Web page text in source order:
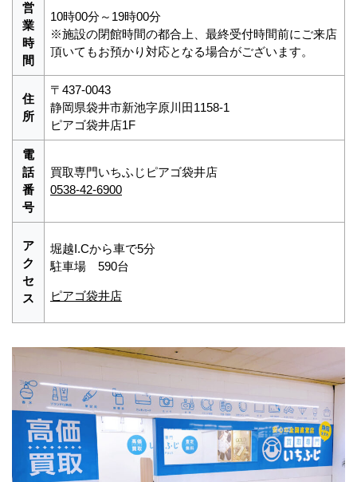
営
業
時
間
10時00分～19時00分
※施設の閉館時間の都合上、最終受付時間前にご来店
頂いてもお預かり対応となる場合がございます。
住
所
〒437-0043
静岡県袋井市新池字原川田1158-1
ピアゴ袋井店1F
電
話
番
号
買取専門いちふじピアゴ袋井店
0538-42-6900
ア
ク
セ
ス
堀越I.Cから車で5分
駐車場 590台
ピアゴ袋井店